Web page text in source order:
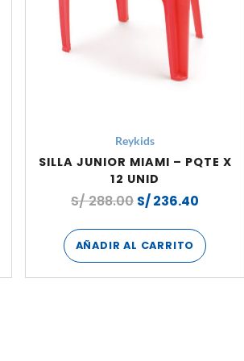
Reykids
SILLA JUNIOR MIAMI – PQTE X
12 UNID
S/288.00 S/236.40
AÑADIR AL CARRITO